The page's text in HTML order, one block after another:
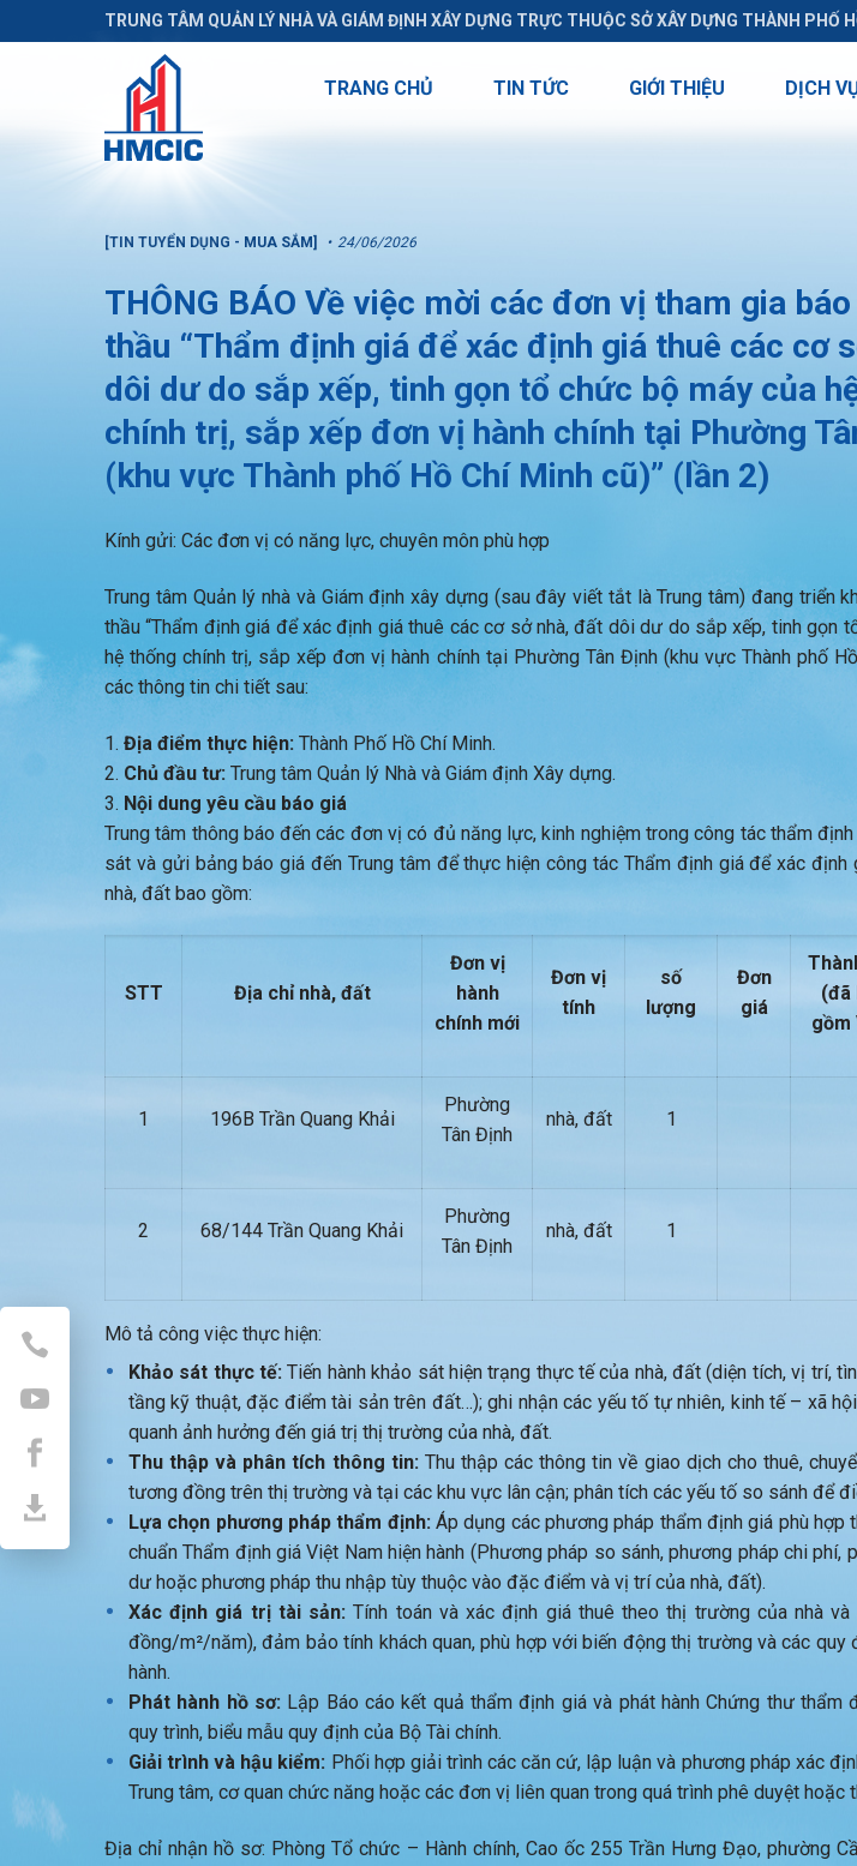
TRUNG TÂM QUẢN LÝ NHÀ VÀ GIÁM ĐỊNH XÂY DỰNG TRỰC THUỘC SỞ XÂY DỰNG THÀNH PHỐ
TRANG CHỦ TIN TỨC GIỚI THIỆU DỊCH
[TIN TUYỂN DỤNG - MUA SẮM] 24/06/2026
THÔNG BÁO Về việc mời các đơn vị tham gia
thầu “Thẩm định giá để xác định giá thuê các cơ
dôi dư do sắp xếp, tinh gọn tổ chức bộ máy của
chính trị, sắp xếp đơn vị hành chính tại Phường
(khu vực Thành phố Hồ Chí Minh cũ)” (lần 2)
Kính gửi: Các đơn vị có năng lực, chuyên môn phù hợp
Trung tâm Quản lý nhà và Giám định xây dựng (sau đây viết tắt là Trung tâm) đang triển
thầu “Thẩm định giá để xác định giá thuê các cơ sở nhà, đất dôi dư do sắp xếp, tinh gọn
hệ thống chính trị, sắp xếp đơn vị hành chính tại Phường Tân Định (khu vực Thành phố
các thông tin chi tiết sau:
Địa điểm thực hiện: Thành Phố Hồ Chí Minh.
Chủ đầu tư: Trung tâm Quản lý Nhà và Giám định Xây dựng.
Nội dung yêu cầu báo giá
Trung tâm thông báo đến các đơn vị có đủ năng lực, kinh nghiệm trong công tác thẩm định
sát và gửi bảng báo giá đến Trung tâm để thực hiện công tác Thẩm định giá để xác định
nhà, đất bao gồm:
STT Địa chỉ nhà, đất
Đơn vị
hành
chính mới
Đơn vị
tính
số
lượng
Đơn
giá
(đã
gồm
1 196B Trần Quang Khải
Phường
Tân Định
nhà, đất 1
2 68/144 Trần Quang Khải
Phường
Tân Định
nhà, đất 1
Mô tả công việc thực hiện:
Khảo sát thực tế: Tiến hành khảo sát hiện trạng thực tế của nhà, đất (diện tích, vị trí,
tầng kỹ thuật, đặc điểm tài sản trên đất…); ghi nhận các yếu tố tự nhiên, kinh tế – xã
quanh ảnh hưởng đến giá trị thị trường của nhà, đất.
Thu thập và phân tích thông tin: Thu thập các thông tin về giao dịch cho thuê,
tương đồng trên thị trường và tại các khu vực lân cận; phân tích các yếu tố so sánh để
Lựa chọn phương pháp thẩm định: Áp dụng các phương pháp thẩm định giá phù hợp
chuẩn Thẩm định giá Việt Nam hiện hành (Phương pháp so sánh, phương pháp chi phí,
dư hoặc phương pháp thu nhập tùy thuộc vào đặc điểm và vị trí của nhà, đất).
Xác định giá trị tài sản: Tính toán và xác định giá thuê theo thị trường của nhà
đồng/m²/năm), đảm bảo tính khách quan, phù hợp với biến động thị trường và các quy
hành.
Phát hành hồ sơ: Lập Báo cáo kết quả thẩm định giá và phát hành Chứng thư thẩm
quy trình, biểu mẫu quy định của Bộ Tài chính.
Giải trình và hậu kiểm: Phối hợp giải trình các căn cứ, lập luận và phương pháp xác
Trung tâm, cơ quan chức năng hoặc các đơn vị liên quan trong quá trình phê duyệt hoặc
Địa chỉ nhận hồ sơ: Phòng Tổ chức – Hành chính, Cao ốc 255 Trần Hưng Đạo, phường